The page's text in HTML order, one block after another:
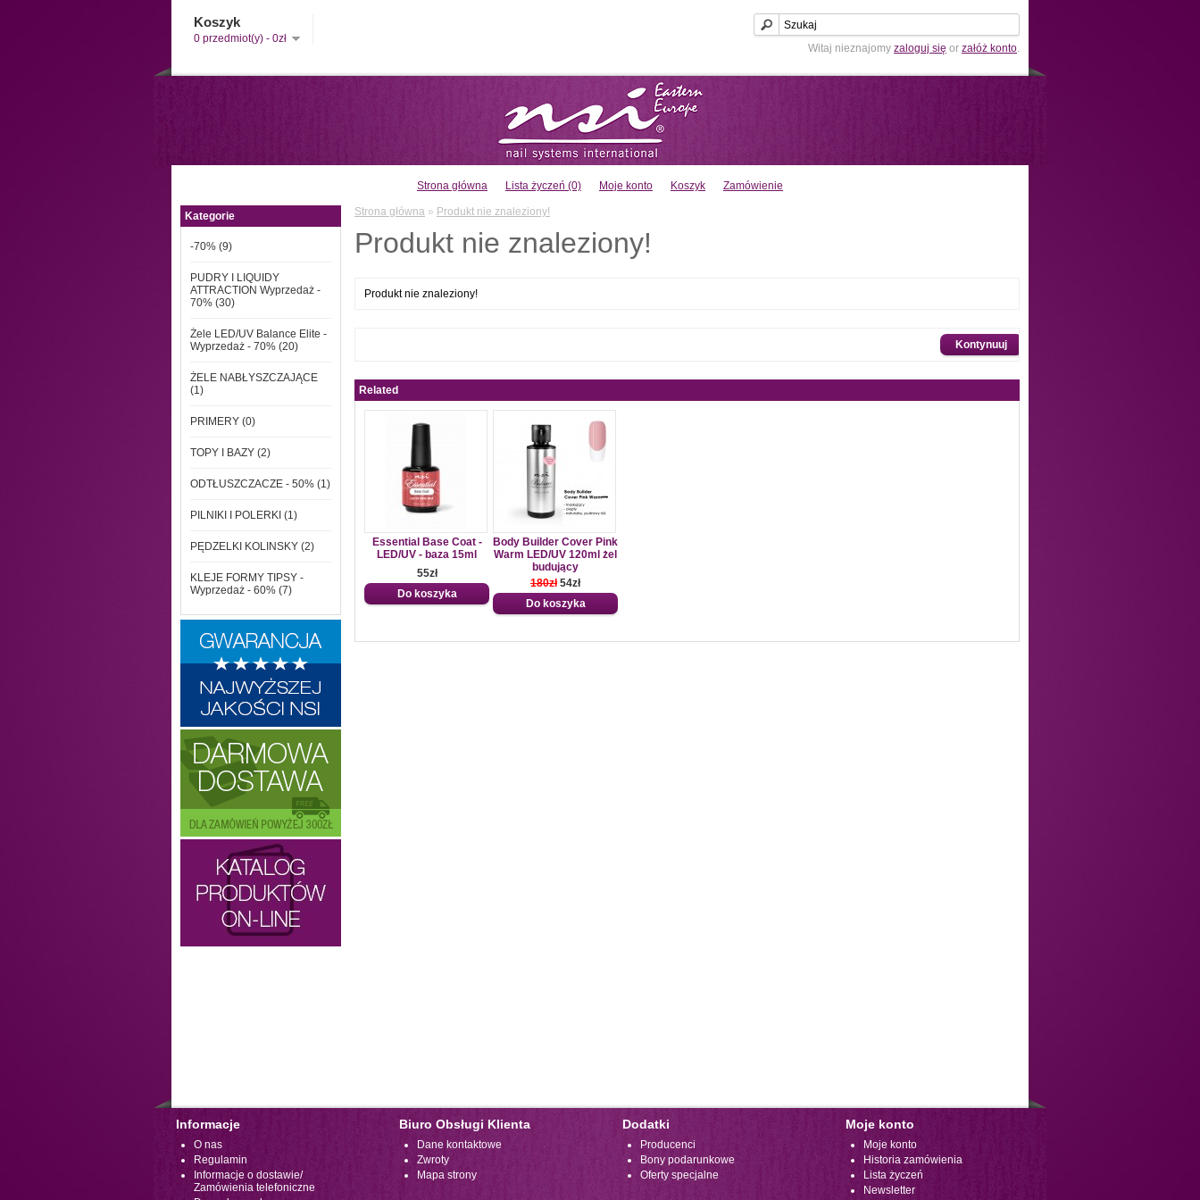
Koszyk
0 przedmiot(y) - 0zł
Witaj nieznajomy zaloguj się or załóż konto.
Strona główna Lista życzeń (0) Moje konto Koszyk Zamówienie
Kategorie
-70% (9)
PUDRY I LIQUIDY
ATTRACTION Wyprzedaż -
70% (30)
Żele LED/UV Balance Elite -
Wyprzedaż - 70% (20)
ŻELE NABŁYSZCZAJĄCE
(1)
PRIMERY (0)
TOPY I BAZY (2)
ODTŁUSZCZACZE - 50% (1)
PILNIKI I POLERKI (1)
PĘDZELKI KOLINSKY (2)
KLEJE FORMY TIPSY -
Wyprzedaż - 60% (7)
Strona główna » Produkt nie znaleziony!
Produkt nie znaleziony!
Produkt nie znaleziony!
Kontynuuj
Related
Essential Base Coat -
LED/UV - baza 15ml
55zł
Do koszyka
Body Builder Cover Pink
Warm LED/UV 120ml żel
budujący
180zł 54zł
Do koszyka
Informacje
O nas
Regulamin
Informacje o dostawie/
Zamówienia telefoniczne
Biuro Obsługi Klienta
Dane kontaktowe
Zwroty
Mapa strony
Dodatki
Producenci
Bony podarunkowe
Oferty specjalne
Moje konto
Moje konto
Historia zamówienia
Lista życzeń
Newsletter